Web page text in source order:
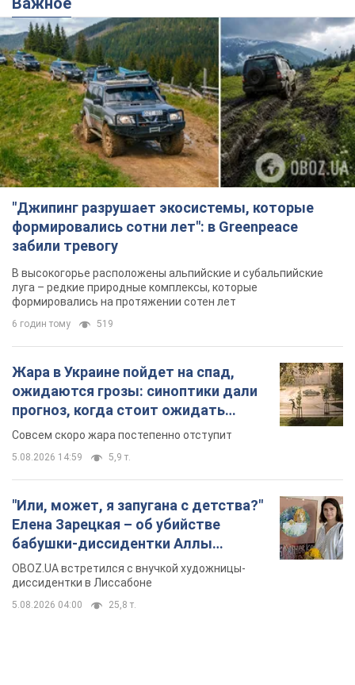
"Джипинг разрушает экосистемы, которые
формировались сотни лет": в Greenpeace
забили тревогу
В высокогорье расположены альпийские и субальпийские
луга – редкие природные комплексы, которые
формировались на протяжении сотен лет
6 годин тому 519
Жара в Украине пойдет на спад,
ожидаются грозы: синоптики дали
прогноз, когда стоит ожидать
изменения погоды
Совсем скоро жара постепенно отступит
5.08.2026 14:59 5,9 т.
"Или, может, я запугана с детства?"
Елена Зарецкая – об убийстве
бабушки-диссидентки Аллы
Горской, критике сына Стуса и
бегстве в Португалию с пятью
детьми
OBOZ.UA встретился с внучкой художницы-
диссидентки в Лиссабоне
5.08.2026 04:00 25,8 т.